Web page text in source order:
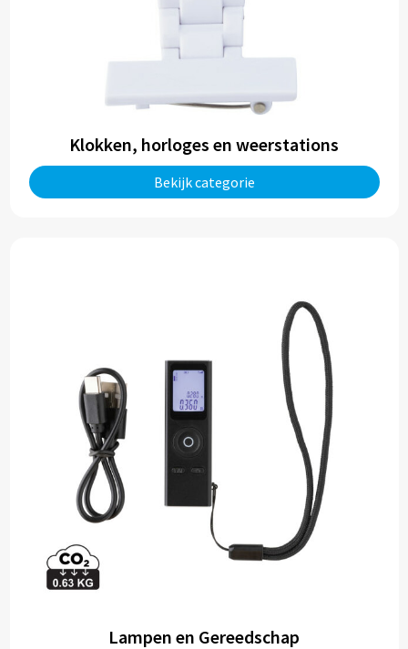
Klokken, horloges en weerstations
Bekijk categorie
Lampen en Gereedschap